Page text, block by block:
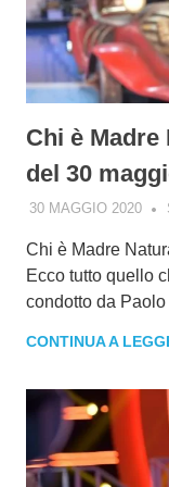
Chi è
del 30
30 MAGGIO 2020
Chi è Madre
Ecco tutto quello
condotto da
CONTINUA A